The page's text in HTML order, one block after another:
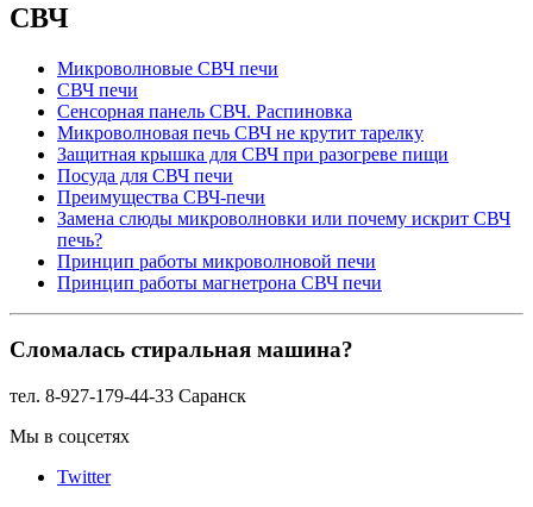
СВЧ
Микроволновые СВЧ печи
СВЧ печи
Сенсорная панель СВЧ. Распиновка
Микроволновая печь СВЧ не крутит тарелку
Защитная крышка для СВЧ при разогреве пищи
Посуда для СВЧ печи
Преимущества СВЧ-печи
Замена слюды микроволновки или почему искрит СВЧ
печь?
Принцип работы микроволновой печи
Принцип работы магнетрона СВЧ печи
Сломалась стиральная машина?
тел. 8-927-179-44-33 Саранск
Мы в соцсетях
Twitter